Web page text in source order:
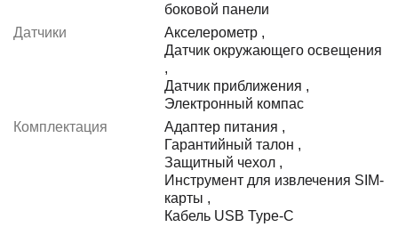
боковой панели
Датчики
Акселерометр ,
Датчик окружающего освещения
,
Датчик приближения ,
Электронный компас
Комплектация
Адаптер питания ,
Гарантийный талон ,
Защитный чехол ,
Инструмент для извлечения SIM-
карты ,
Кабель USB Type-C